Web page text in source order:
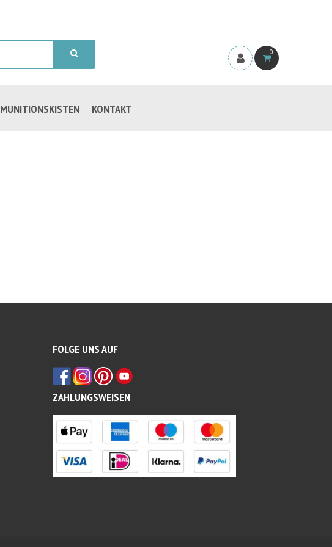
0
MUNITIONSKISTEN KONTAKT
FOLGE UNS AUF
ZAHLUNGSWEISEN